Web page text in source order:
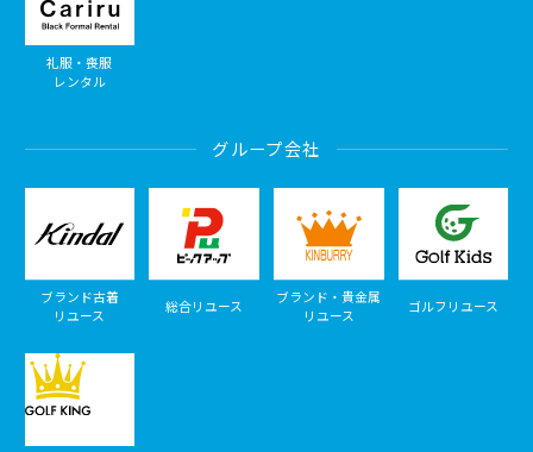
礼服・喪服
レンタル
グループ会社
ブランド古着
リユース
総合リユース
ブランド・貴金属
リユース
ゴルフリユース